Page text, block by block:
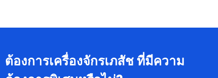
ต้องการเครื่องจักรเภสัช ที่มีความ